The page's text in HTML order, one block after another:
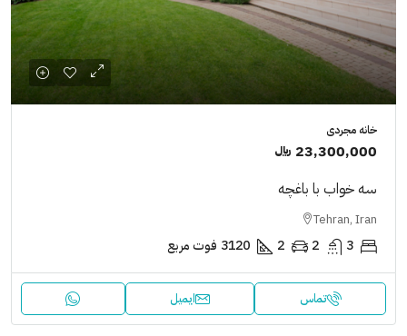
خانه مجردی
23,300,000 ﷼
سه خواب با باغچه
Tehran, Iran
3
2
2
3120 فوت مربع
تماس ایمیل